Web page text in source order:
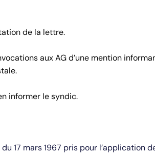
de la lettre.
aux AG d’une mention
informer le syndic.
17 mars 1967 pris pour l’application